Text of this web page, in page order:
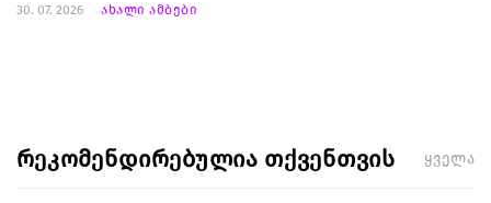
30. 07. 2026 ახალი ამბები
რეკომენდირებულია თქვენთვის ყველა